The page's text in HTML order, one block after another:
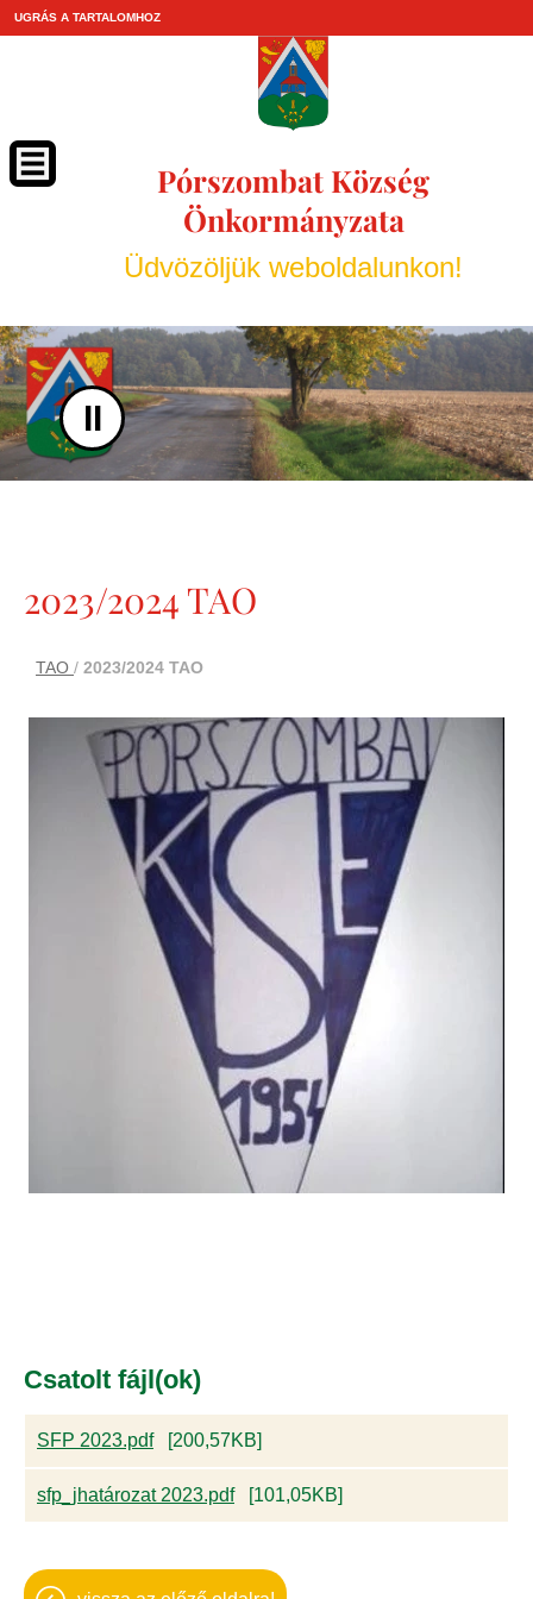
UGRÁS A TARTALOMHOZ
Pórszombat Község
Önkormányzata
Üdvözöljük weboldalunkon!
II
2023/2024 TAO
TAO / 2023/2024 TAO
Csatolt fájl(ok)
SFP 2023.pdf [200,57KB]
sfp_jhatározat 2023.pdf [101,05KB]